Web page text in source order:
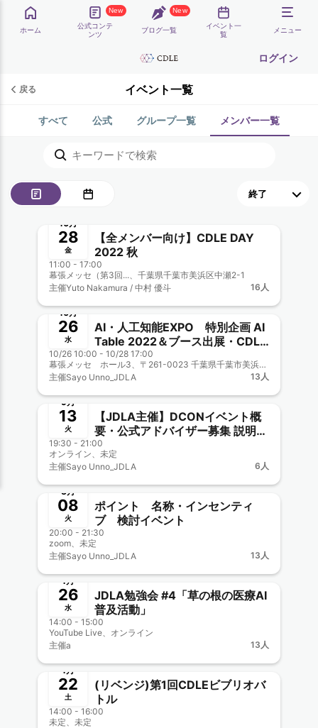
ホーム
New
公式コンテ
ンツ
New
ブログ一覧
イベント一
覧
メニュー
ログイン
戻る イベント一覧
すべて 公式 グループ一覧 メンバー一覧
10月
28
金
【全メンバー向け】CDLE DAY
2022 秋
11:00 - 17:00
幕張メッセ（第3回...、千葉県千葉市美浜区中瀬2-1
主催Yuto Nakamura / 中村 優斗 16人
終了
10月
26
水
AI・人工知能EXPO 特別企画 AI
Table 2022＆ブース出展・CDLE
グッズ配布
10/26 10:00 - 10/28 17:00
幕張メッセ ホール3、〒261-0023 千葉県千葉市美浜区中瀬２丁目１
主催Sayo Unno_JDLA 13人
終了
9月
13
火
【JDLA主催】DCONイベント概
要・公式アドバイザー募集 説明＆
オンライン交流会
19:30 - 21:00
オンライン、未定
主催Sayo Unno_JDLA 6人
終了
3月
08
火
ポイント 名称・インセンティ
ブ 検討イベント
20:00 - 21:30
zoom、未定
主催Sayo Unno_JDLA 13人
終了
1月
26
水
JDLA勉強会 #4「草の根の医療AI
普及活動」
14:00 - 15:00
YouTube Live、オンライン
主催a 13人
終了
1月
22
土
(リベンジ)第1回CDLEビブリオバ
トル
14:00 - 16:00
未定、未定